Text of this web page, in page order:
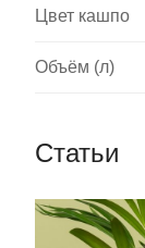
Цвет кашпо
Объём (л)
Статьи